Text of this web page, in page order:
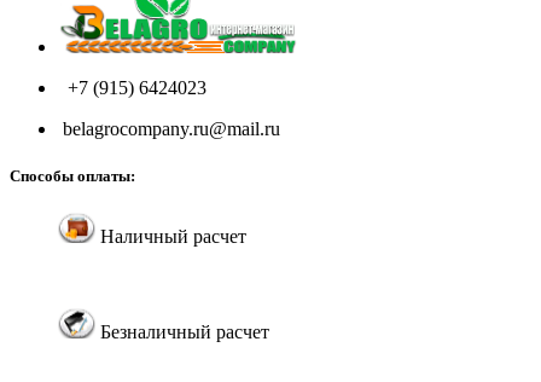
+7 (915) 6424023
belagrocompany.ru@mail.ru
Способы оплаты:
Наличный расчет
Безналичный расчет